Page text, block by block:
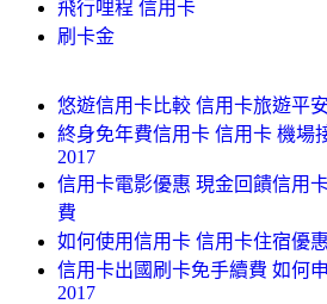
飛行哩程 信用卡
刷卡金
悠遊信用卡比較 信用卡旅遊平
終身免年費信用卡 信用卡 機場
2017
信用卡電影優惠 現金回饋信用
費
如何使用信用卡 信用卡住宿優
信用卡出國刷卡免手續費 如何
2017